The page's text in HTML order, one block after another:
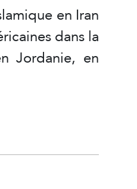
en Iran
dans la
Jordanie, en